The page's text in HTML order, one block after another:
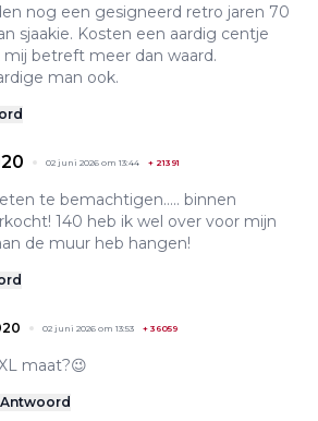
nog een gesigneerd retro jaren 70
sjaakie. Kosten een aardig centje
betreft meer dan waard.
man ook.
02 juni 2026 om 13:44 + 21391
te bemachtigen….. binnen
140 heb ik wel over voor mijn
de muur heb hangen!
02 juni 2026 om 13:53 + 36059
maat?😉
Antwoord